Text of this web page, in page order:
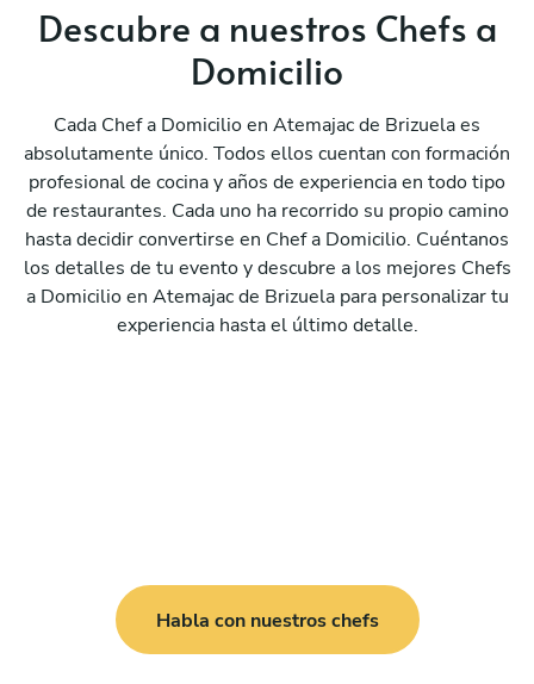
Descubre a nuestros Chefs a
Domicilio
Cada Chef a Domicilio en Atemajac de Brizuela es
absolutamente único. Todos ellos cuentan con formación
profesional de cocina y años de experiencia en todo tipo
de restaurantes. Cada uno ha recorrido su propio camino
hasta decidir convertirse en Chef a Domicilio. Cuéntanos
los detalles de tu evento y descubre a los mejores Chefs
a Domicilio en Atemajac de Brizuela para personalizar tu
experiencia hasta el último detalle.
Habla con nuestros chefs